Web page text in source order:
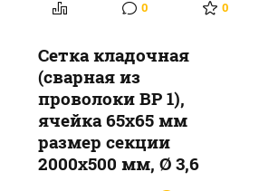
0 0
Сетка кладочная
(сварная из
проволоки ВР 1),
ячейка 65х65 мм
размер секции
2000х500 мм, Ø 3,6